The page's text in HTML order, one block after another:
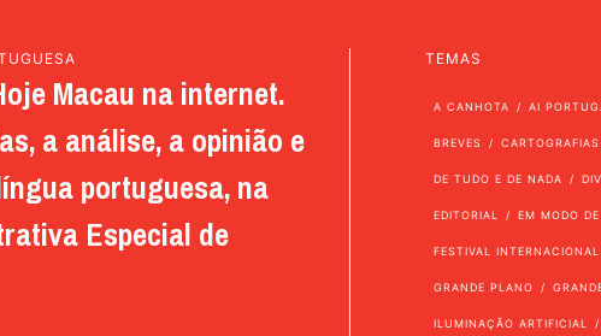
Macau na internet.
a análise, a opinião e
portuguesa, na
Especial de
TEMAS
A CANHOTA AI
BREVES CARTOGRAFIAS
DE TUDO E DE NADA
EDITORIAL EM MODO
FESTIVAL
GRANDE PLANO
ILUMINAÇÃO ARTIFICIAL